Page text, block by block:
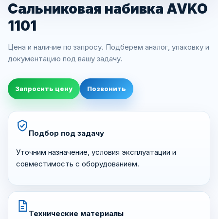
Сальниковая набивка AVKO
1101
Цена и наличие по запросу. Подберем аналог, упаковку и
документацию под вашу задачу.
Запросить цену Позвонить
Подбор под задачу
Уточним назначение, условия эксплуатации и
совместимость с оборудованием.
Технические материалы